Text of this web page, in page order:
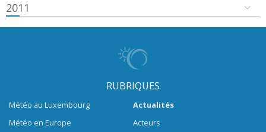
2011
RUBRIQUES
Météo au Luxembourg
Météo en Europe
Actualités
Acteurs